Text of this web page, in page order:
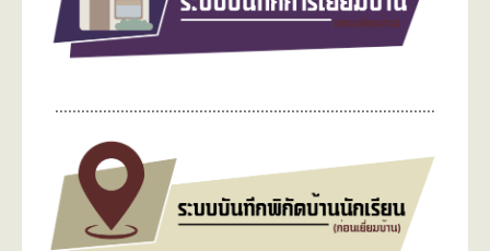
……………………………………………………………………………